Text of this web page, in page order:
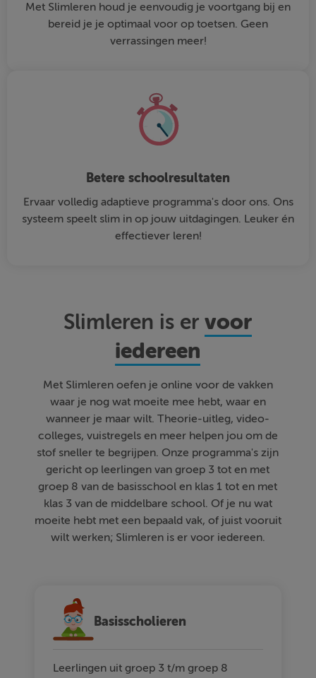
Met Slimleren houd je eenvoudig je voortgang bij en
bereid je je optimaal voor op toetsen. Geen
verrassingen meer!
Betere schoolresultaten
Ervaar volledig adaptieve programma's door ons. Ons
systeem speelt slim in op jouw uitdagingen. Leuker én
effectiever leren!
Slimleren is ervoor
iedereen
Met Slimleren oefen je online voor de vakken
waar je nog wat moeite mee hebt, waar en
wanneer je maar wilt. Theorie-uitleg, video-
colleges, vuistregels en meer helpen jou om de
stof sneller te begrijpen. Onze programma's zijn
gericht op leerlingen van groep 3 tot en met
groep 8 van de basisschool en klas 1 tot en met
klas 3 van de middelbare school. Of je nu wat
moeite hebt met een bepaald vak, of juist vooruit
wilt werken; Slimleren is er voor iedereen.
Basisscholieren
Leerlingen uit groep 3 t/m groep 8